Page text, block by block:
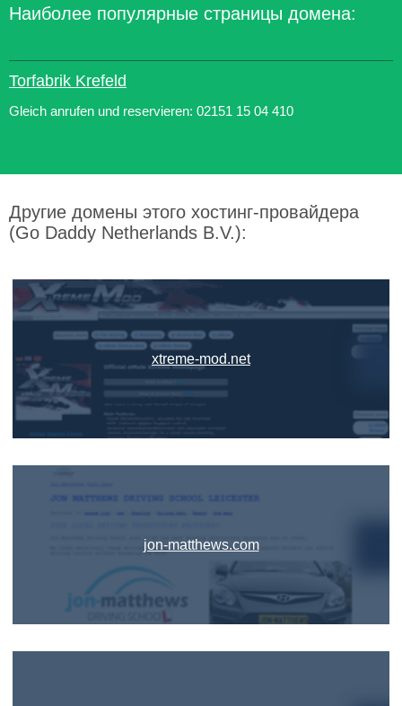
Наиболее популярные страницы домена:
Torfabrik Krefeld
Gleich anrufen und reservieren: 02151 15 04 410
Другие домены этого хостинг-провайдера
(Go Daddy Netherlands B.V.):
xtreme-mod.net
jon-matthews.com